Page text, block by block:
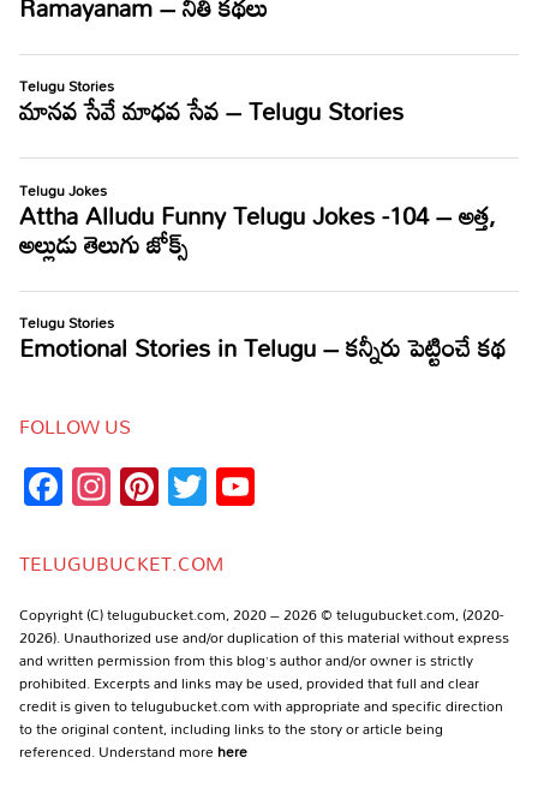
FOLLOW US
Facebook
Instagram
Pinterest
Twitter
TELUGUBUCKET.COM
Copyright (C) telugubucket.com, 2020 – 2026 © telugubucket.com, (2020-
2026). Unauthorized use and/or duplication of this material without express
and written permission from this blog’s author and/or owner is strictly
prohibited. Excerpts and links may be used, provided that full and clear
credit is given to telugubucket.com with appropriate and specific direction
to the original content, including links to the story or article being
referenced. Understand morehere